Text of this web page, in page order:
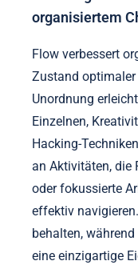
organisiertem
Flow verbessert
Zustand
Unordnung
Einzelnen,
Hacking-
an Aktivitäten, die
oder fokussierte
effektiv
behalten,
eine einzigartige